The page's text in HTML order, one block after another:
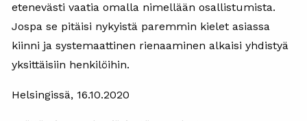
etenevästi vaatia omalla nimellään osallistumista.
Jospa se pitäisi nykyistä paremmin kielet asiassa
kiinni ja systemaattinen rienaaminen alkaisi yhdistyä
yksittäisiin henkilöihin.
Helsingissä, 16.10.2020